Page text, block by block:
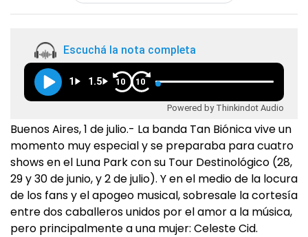
Escuchá la nota completa
1 1.5 10 10
Powered by Thinkindot Audio
Buenos Aires, 1 de julio.- La banda Tan Biónica vive un
momento muy especial y se preparaba para cuatro
shows en el Luna Park con su Tour Destinológico (28,
29 y 30 de junio, y 2 de julio). Y en el medio de la locura
de los fans y el apogeo musical, sobresale la cortesía
entre dos caballeros unidos por el amor a la música,
pero principalmente a una mujer: Celeste Cid.